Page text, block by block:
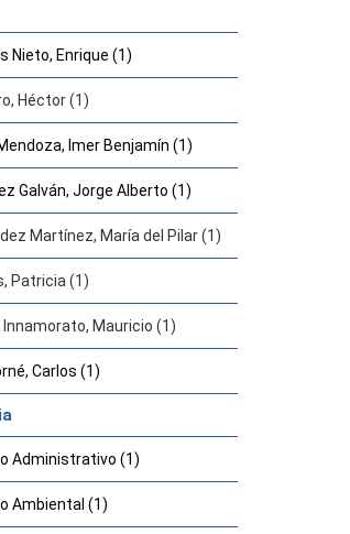
Nieto, Enrique (1)
Héctor (1)
Imer Benjamín (1)
Galván, Jorge Alberto (1)
Martínez, María del Pilar (1)
Patricia (1)
Innamorato, Mauricio (1)
Carlos (1)
Administrativo (1)
Ambiental (1)